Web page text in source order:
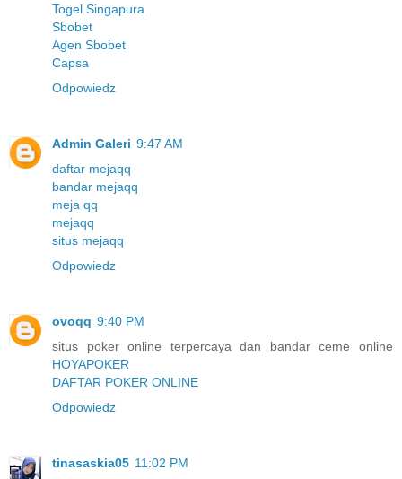
Togel Singapura
Sbobet
Agen Sbobet
Capsa
Odpowiedz
Admin Galeri 9:47 AM
daftar mejaqq
bandar mejaqq
meja qq
mejaqq
situs mejaqq
Odpowiedz
ovoqq 9:40 PM
situs poker online terpercaya dan bandar ceme online
HOYAPOKER
DAFTAR POKER ONLINE
Odpowiedz
tinasaskia05 11:02 PM